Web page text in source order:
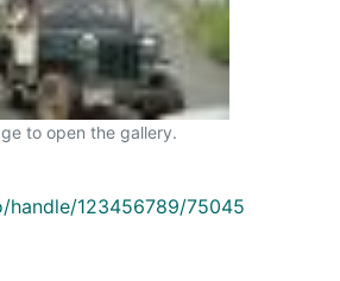
to open the gallery.
handle/123456789/75045